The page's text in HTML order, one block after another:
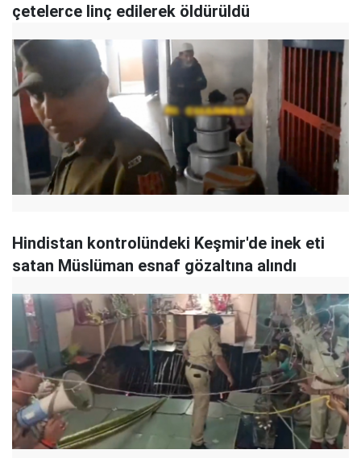
çetelerce linç edilerek öldürüldü
Hindistan kontrolündeki Keşmir'de inek eti
satan Müslüman esnaf gözaltına alındı